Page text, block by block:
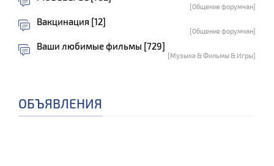
[Общение форумчан]
Вакцинация [12]
[Общение форумчан]
Ваши любимые фильмы [729]
[Музыка & Фильмы & Игры]
ОБЪЯВЛЕНИЯ